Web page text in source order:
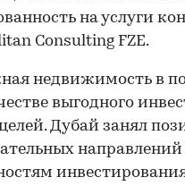
на услуги
Consulting FZE.
недвижимость в
выгодного
Дубай занял